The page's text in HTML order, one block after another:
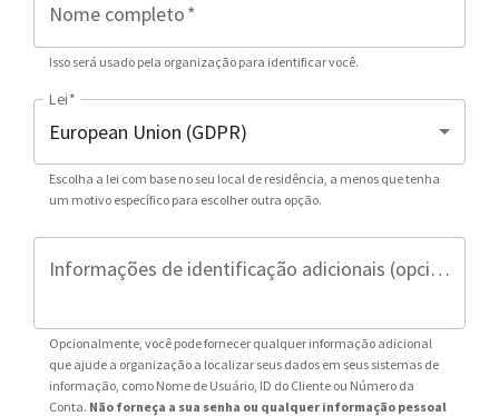
Nome completo*
Isso será usado pela organização para identificar você.
Lei*
Escolha a lei com base no seu local de residência, a menos que tenha
um motivo específico para escolher outra opção.
Informações de identificação adicionais (opcional)
Opcionalmente, você pode fornecer qualquer informação adicional
que ajude a organização a localizar seus dados em seus sistemas de
informação, como Nome de Usuário, ID do Cliente ou Número da
Conta. Não forneça a sua senha ou qualquer informação pessoal